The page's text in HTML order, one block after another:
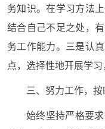
务知识。在学习方法
结合自己不足之处，
务工作能力。三是认
点，选择性地开展学
三、努力工作，按
始终坚持严格要